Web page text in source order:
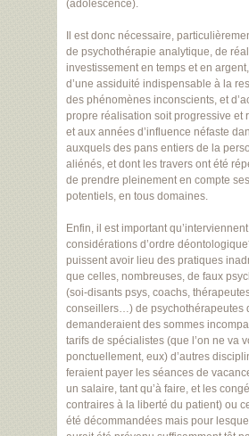
(adolescence).
Il est donc nécessaire,
de psychothérapie analytique, de
investissement en temps et en
d’une assiduité indispensable à la
des phénomènes inconscients, et
propre réalisation soit progressive et
et aux années d’influence néfaste
auxquels des pans entiers de la
aliénés, et dont les travers ont été
de prendre pleinement en compte
potentiels, en tous domaines.
Enfin, il est important
considérations d’ordre
puissent avoir lieu des pratiques
que celles, nombreuses, de faux
(soi-disants psys, coachs,
conseillers…) de psychothérapeutes
demanderaient des sommes
tarifs de spécialistes (que l’on ne va
ponctuellement, eux) d’autres
feraient payer les séances de
un salaire, tant qu’à faire, et les
contraires à la liberté du patient) ou
été décommandées mais pour